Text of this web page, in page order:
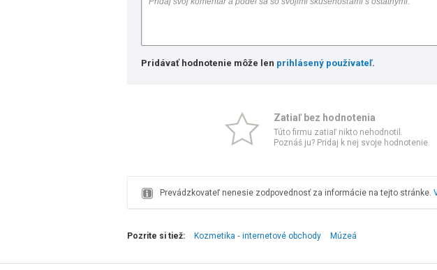
Pridávať hodnotenie môže len prihlásený používateľ.
Zatiaľ bez hodnotenia
Túto firmu zatiaľ nikto nehodnotil.
Poznáš ju? Pridaj k nej svoje hodnotenie.
Prevádzkovateľ nenesie zodpovednosť za informácie na tejto stránke.
Pozrite si tiež: Kozmetika ‑ internetové obchody Múzeá